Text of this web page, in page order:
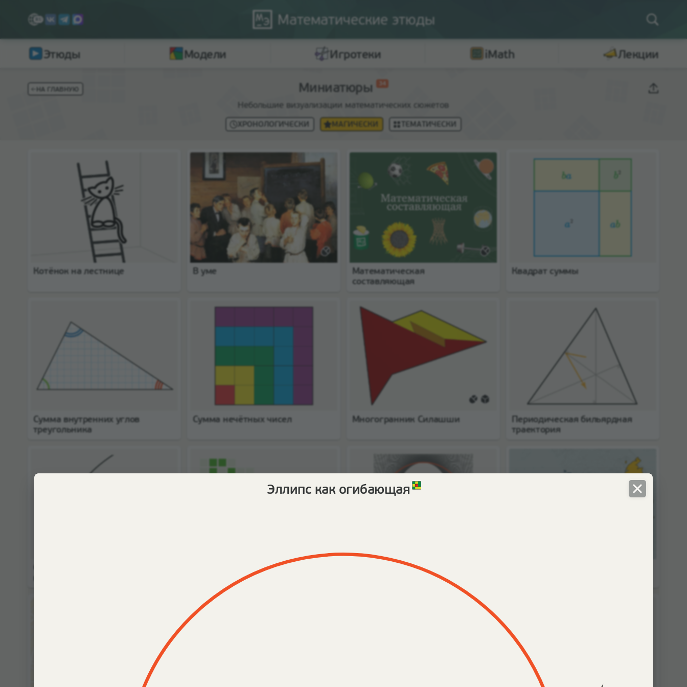
Математические этюды
Этюды Модели Игротеки iMath Лекции
НА ГЛАВНУЮ Миниатюры 34
Небольшие визуализации математических сюжетов
ХРОНОЛОГИЧЕСКИ МАГИЧЕСКИ ТЕМАТИЧЕСКИ
Котёнок на лестнице В уме
Математическая
составляющая
Квадрат суммы
Сумма внутренних углов
треугольника
Сумма нечётных чисел Многогранник Силашши
Периодическая бильярдная
траектория
Оптическое свойство
параболы
Много ли простых чисел? Эллипс как огибающая